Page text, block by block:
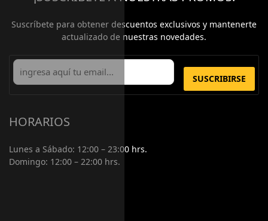
HORARIOS
Lunes a Sábado: 12:00 – 23:00 hrs.
Domingo: 12:00 – 22:00 hrs.
Suscríbete para obtener descuentos exclusivos y mantenerte
actualizado de nuestras novedades.
SUSCRIBIRSE